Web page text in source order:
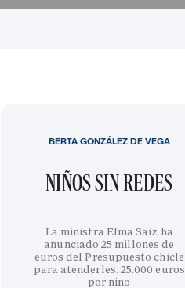
NIÑOS SIN REDES
La ministra Elma Saiz ha
anunciado 25 millones de
euros del Presupuesto chicle
para atenderles. 25.000 euros
por niño
BERTA GONZÁLEZ DE VEGA